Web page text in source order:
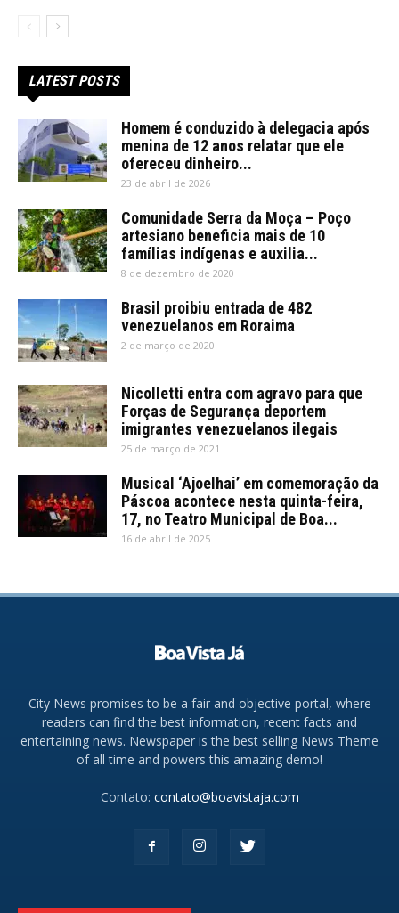
LATEST POSTS
Homem é conduzido à delegacia após
menina de 12 anos relatar que ele
ofereceu dinheiro...
23 de abril de 2026
Comunidade Serra da Moça – Poço
artesiano beneficia mais de 10
famílias indígenas e auxilia...
8 de dezembro de 2020
Brasil proibiu entrada de 482
venezuelanos em Roraima
2 de março de 2020
Nicolletti entra com agravo para que
Forças de Segurança deportem
imigrantes venezuelanos ilegais
25 de março de 2021
Musical ‘Ajoelhai’ em comemoração da
Páscoa acontece nesta quinta-feira,
17, no Teatro Municipal de Boa...
16 de abril de 2025
City News promises to be a fair and objective portal, where
readers can find the best information, recent facts and
entertaining news. Newspaper is the best selling News Theme
of all time and powers this amazing demo!
Contato: contato@boavistaja.com